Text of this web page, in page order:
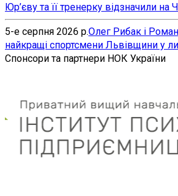
Юр’єву та її тренерку відзначили на
5-е серпня 2026 р.Олег Рибак і
найкращі спортсмени Львівщини у
Спонсори та партнери НОК України